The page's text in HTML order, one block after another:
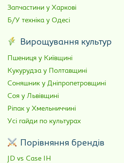
Запчастини у Харкові
Б/У техніка у Одесі
Вирощування культур
Пшениця у Київщині
Кукурудза у Полтавщині
Соняшник у Дніпропетровщині
Соя у Львівщині
Ріпак у Хмельниччині
Усі гайди по культурах
Порівняння брендів
JD vs Case IH